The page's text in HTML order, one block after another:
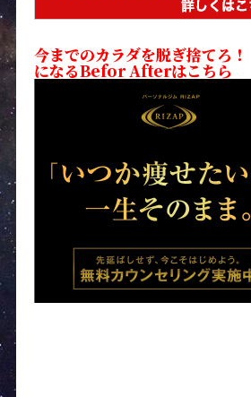
今までのカラダを脱ぎ捨てろ
になるBefor Afterはこちら